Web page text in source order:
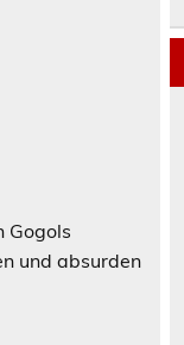
Gogols
und absurden